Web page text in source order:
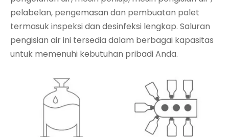
pelabelan, pengemasan dan pembuatan palet
termasuk inspeksi dan desinfeksi lengkap. Saluran
pengisian air ini tersedia dalam berbagai kapasitas
untuk memenuhi kebutuhan pribadi Anda.